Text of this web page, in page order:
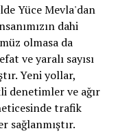
Yüce Mevla'dan
dahi
olmasa da
ve yaralı sayısı
Yeni yollar,
denetimler ve ağır
trafik
sağlanmıştır.